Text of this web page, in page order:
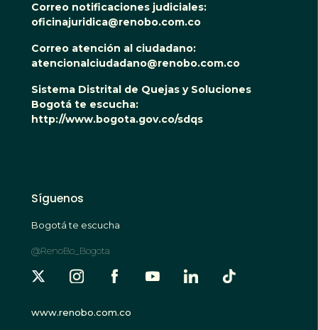
Correo notificaciones judiciales:
oficinajuridica@renobo.com.co
Correo atención al ciudadano:
atencionalciudadano@renobo.com.co
Sistema Distrital de Quejas y Soluciones
Bogotá te escucha:
http://www.bogota.gov.co/sdqs
Síguenos
Bogotá te escucha
@RenoBo_Bogota
www.renobo.com.co